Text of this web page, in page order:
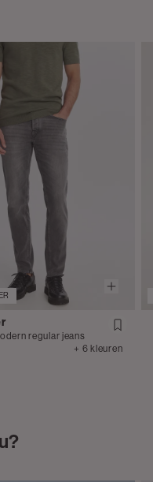
regular jeans
+ 6 kleuren